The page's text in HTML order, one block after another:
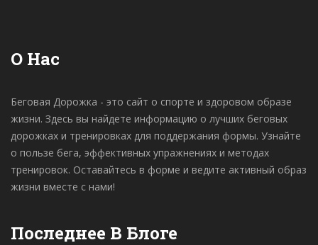
О Нас
Беговая Дорожка - это сайт о спорте и здоровом образе
жизни. Здесь вы найдете информацию о лучших беговых
дорожках и тренировках для поддержания формы. Узнайте
о пользе бега, эффективных упражнениях и методах
тренировок. Оставайтесь в форме и ведите активный образ
жизни вместе с нами!
Последнее В Блоге